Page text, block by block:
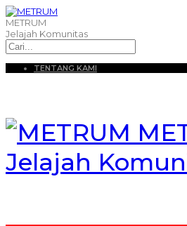
METRUM
Jelajah Komunitas
TENTANG KAMI
Jelajah